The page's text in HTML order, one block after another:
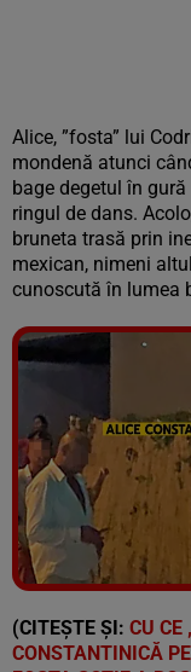
Alice, ”fosta” lui
mondenă atunci
bage degetul în gură
ringul de dans.
bruneta trasă prin
mexican, nimeni
cunoscută în lumea
(CITEȘTE ȘI: CU CE
CONSTANTINICĂ